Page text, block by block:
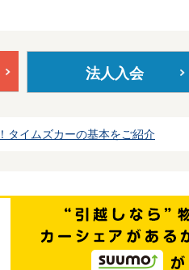
法人入会
タイムズカーの基本をご紹介